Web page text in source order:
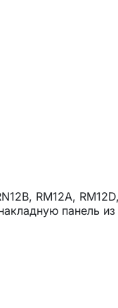
RM12A,
накладную